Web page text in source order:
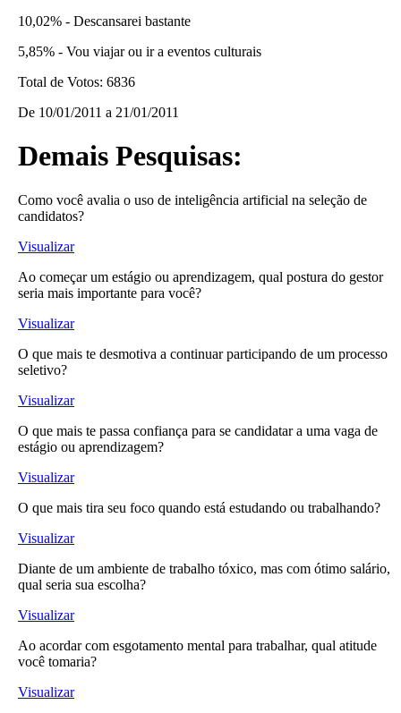
10,02% - Descansarei bastante
5,85% - Vou viajar ou ir a eventos culturais
Total de Votos: 6836
De 10/01/2011 a 21/01/2011
Demais Pesquisas:
Como você avalia o uso de inteligência artificial na seleção de
candidatos?
Visualizar
Ao começar um estágio ou aprendizagem, qual postura do gestor
seria mais importante para você?
Visualizar
O que mais te desmotiva a continuar participando de um processo
seletivo?
Visualizar
O que mais te passa confiança para se candidatar a uma vaga de
estágio ou aprendizagem?
Visualizar
O que mais tira seu foco quando está estudando ou trabalhando?
Visualizar
Diante de um ambiente de trabalho tóxico, mas com ótimo salário,
qual seria sua escolha?
Visualizar
Ao acordar com esgotamento mental para trabalhar, qual atitude
você tomaria?
Visualizar